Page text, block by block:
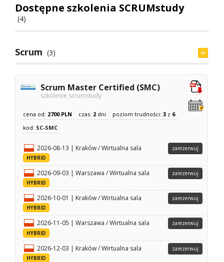
Dostępne szkolenia SCRUMstudy
(4)
Scrum (3)
Scrum Master Certified (SMC)
szkolenie scrumstudy
cena od: 2700 PLN czas: 2 dni poziom trudności:3 z 6
kod: SC-SMC
2026-08-13 | Kraków / Wirtualna sala
HYBRID
zarezerwuj
2026-09-03 | Warszawa / Wirtualna sala
HYBRID
zarezerwuj
2026-10-01 | Kraków / Wirtualna sala
HYBRID
zarezerwuj
2026-11-05 | Warszawa / Wirtualna sala
HYBRID
zarezerwuj
2026-12-03 | Kraków / Wirtualna sala
HYBRID
zarezerwuj